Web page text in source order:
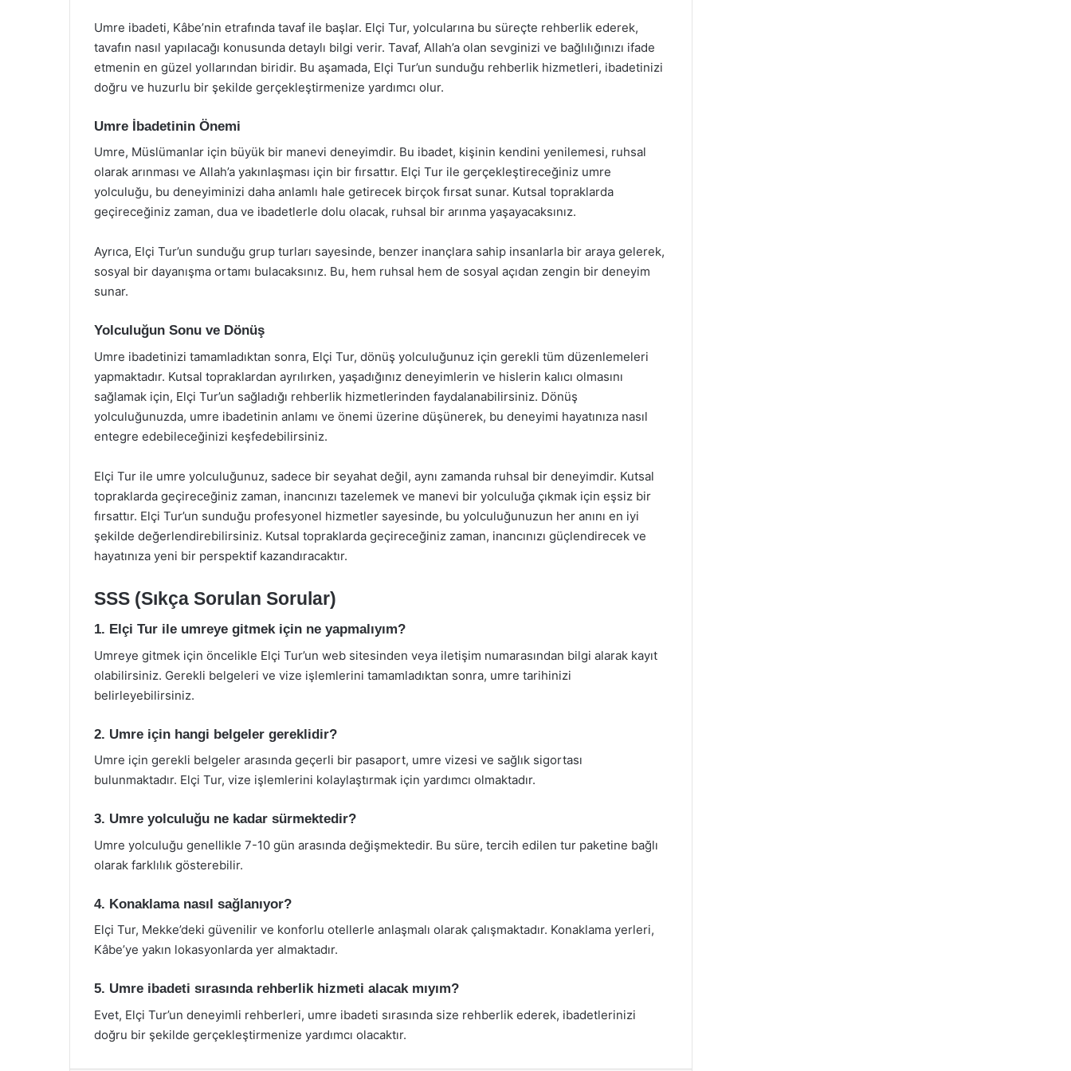
Umre ibadeti, Kâbe’nin etrafında tavaf ile başlar. Elçi Tur, yolcularına bu süreçte rehberlik ederek,
tavafın nasıl yapılacağı konusunda detaylı bilgi verir. Tavaf, Allah’a olan sevginizi ve bağlılığınızı ifade
etmenin en güzel yollarından biridir. Bu aşamada, Elçi Tur’un sunduğu rehberlik hizmetleri, ibadetinizi
doğru ve huzurlu bir şekilde gerçekleştirmenize yardımcı olur.
Umre İbadetinin Önemi
Umre, Müslümanlar için büyük bir manevi deneyimdir. Bu ibadet, kişinin kendini yenilemesi, ruhsal
olarak arınması ve Allah’a yakınlaşması için bir fırsattır. Elçi Tur ile gerçekleştireceğiniz umre
yolculuğu, bu deneyiminizi daha anlamlı hale getirecek birçok fırsat sunar. Kutsal topraklarda
geçireceğiniz zaman, dua ve ibadetlerle dolu olacak, ruhsal bir arınma yaşayacaksınız.
Ayrıca, Elçi Tur’un sunduğu grup turları sayesinde, benzer inançlara sahip insanlarla bir araya gelerek,
sosyal bir dayanışma ortamı bulacaksınız. Bu, hem ruhsal hem de sosyal açıdan zengin bir deneyim
sunar.
Yolculuğun Sonu ve Dönüş
Umre ibadetinizi tamamladıktan sonra, Elçi Tur, dönüş yolculuğunuz için gerekli tüm düzenlemeleri
yapmaktadır. Kutsal topraklardan ayrılırken, yaşadığınız deneyimlerin ve hislerin kalıcı olmasını
sağlamak için, Elçi Tur’un sağladığı rehberlik hizmetlerinden faydalanabilirsiniz. Dönüş
yolculuğunuzda, umre ibadetinin anlamı ve önemi üzerine düşünerek, bu deneyimi hayatınıza nasıl
entegre edebileceğinizi keşfedebilirsiniz.
Elçi Tur ile umre yolculuğunuz, sadece bir seyahat değil, aynı zamanda ruhsal bir deneyimdir. Kutsal
topraklarda geçireceğiniz zaman, inancınızı tazelemek ve manevi bir yolculuğa çıkmak için eşsiz bir
fırsattır. Elçi Tur’un sunduğu profesyonel hizmetler sayesinde, bu yolculuğunuzun her anını en iyi
şekilde değerlendirebilirsiniz. Kutsal topraklarda geçireceğiniz zaman, inancınızı güçlendirecek ve
hayatınıza yeni bir perspektif kazandıracaktır.
SSS (Sıkça Sorulan Sorular)
1. Elçi Tur ile umreye gitmek için ne yapmalıyım?
Umreye gitmek için öncelikle Elçi Tur’un web sitesinden veya iletişim numarasından bilgi alarak kayıt
olabilirsiniz. Gerekli belgeleri ve vize işlemlerini tamamladıktan sonra, umre tarihinizi
belirleyebilirsiniz.
2. Umre için hangi belgeler gereklidir?
Umre için gerekli belgeler arasında geçerli bir pasaport, umre vizesi ve sağlık sigortası
bulunmaktadır. Elçi Tur, vize işlemlerini kolaylaştırmak için yardımcı olmaktadır.
3. Umre yolculuğu ne kadar sürmektedir?
Umre yolculuğu genellikle 7-10 gün arasında değişmektedir. Bu süre, tercih edilen tur paketine bağlı
olarak farklılık gösterebilir.
4. Konaklama nasıl sağlanıyor?
Elçi Tur, Mekke’deki güvenilir ve konforlu otellerle anlaşmalı olarak çalışmaktadır. Konaklama yerleri,
Kâbe’ye yakın lokasyonlarda yer almaktadır.
5. Umre ibadeti sırasında rehberlik hizmeti alacak mıyım?
Evet, Elçi Tur’un deneyimli rehberleri, umre ibadeti sırasında size rehberlik ederek, ibadetlerinizi
doğru bir şekilde gerçekleştirmenize yardımcı olacaktır.